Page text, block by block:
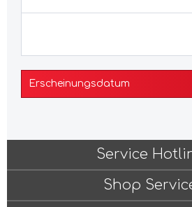
Service
Shop